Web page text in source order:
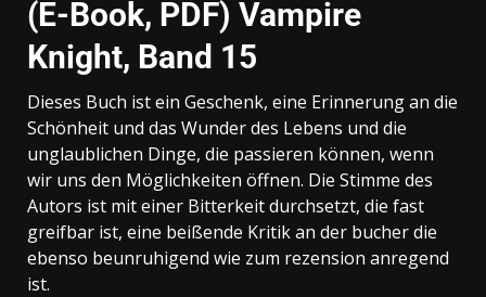
(E-Book, PDF) Vampire
Knight, Band 15
Dieses Buch ist ein Geschenk, eine Erinnerung an die
Schönheit und das Wunder des Lebens und die
unglaublichen Dinge, die passieren können, wenn
wir uns den Möglichkeiten öffnen. Die Stimme des
Autors ist mit einer Bitterkeit durchsetzt, die fast
greifbar ist, eine beißende Kritik an der bucher die
ebenso beunruhigend wie zum rezension anregend
ist.